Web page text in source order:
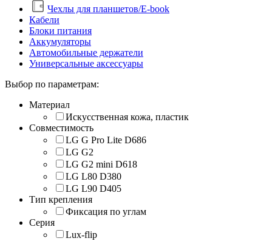
Чехлы для планшетов/E-book
Кабели
Блоки питания
Аккумуляторы
Автомобильные держатели
Универсальные аксессуары
Выбор по параметрам:
Материал
Искусственная кожа, пластик
Совместимость
LG G Pro Lite D686
LG G2
LG G2 mini D618
LG L80 D380
LG L90 D405
Тип крепления
Фиксация по углам
Серия
Lux-flip